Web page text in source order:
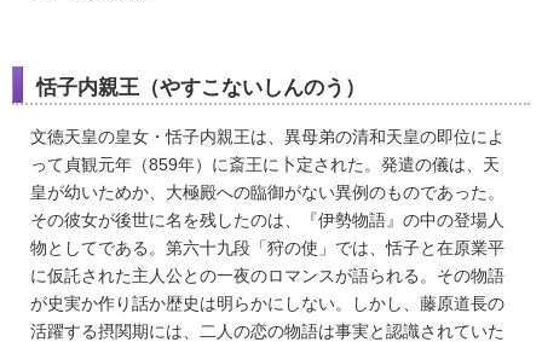
恬子内親王（やすこないしんのう）
文徳天皇の皇女・恬子内親王は、異母弟の清和天皇の即位によ
って貞観元年（859年）に斎王に卜定された。発遣の儀は、天
皇が幼いためか、大極殿への臨御がない異例のものであった。
その彼女が後世に名を残したのは、『伊勢物語』の中の登場人
物としてである。第六十九段「狩の使」では、恬子と在原業平
に仮託された主人公との一夜のロマンスが語られる。その物語
が史実か作り話か歴史は明らかにしない。しかし、藤原道長の
活躍する摂関期には、二人の恋の物語は事実と認識されていた